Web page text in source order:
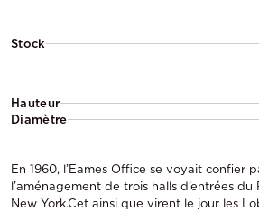
Stock
Hauteur
Diamètre
En 1960, l’Eames Office se voyait confier
l’aménagement de trois halls d’entrées
New York.Cet ainsi que virent le jour les